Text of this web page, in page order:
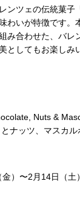
ンツェの伝統菓
わいが特徴です
み合わせた、バレ
としてもお楽しみ
Nuts &
ナッツ、マスカ
）〜2月14日（土）